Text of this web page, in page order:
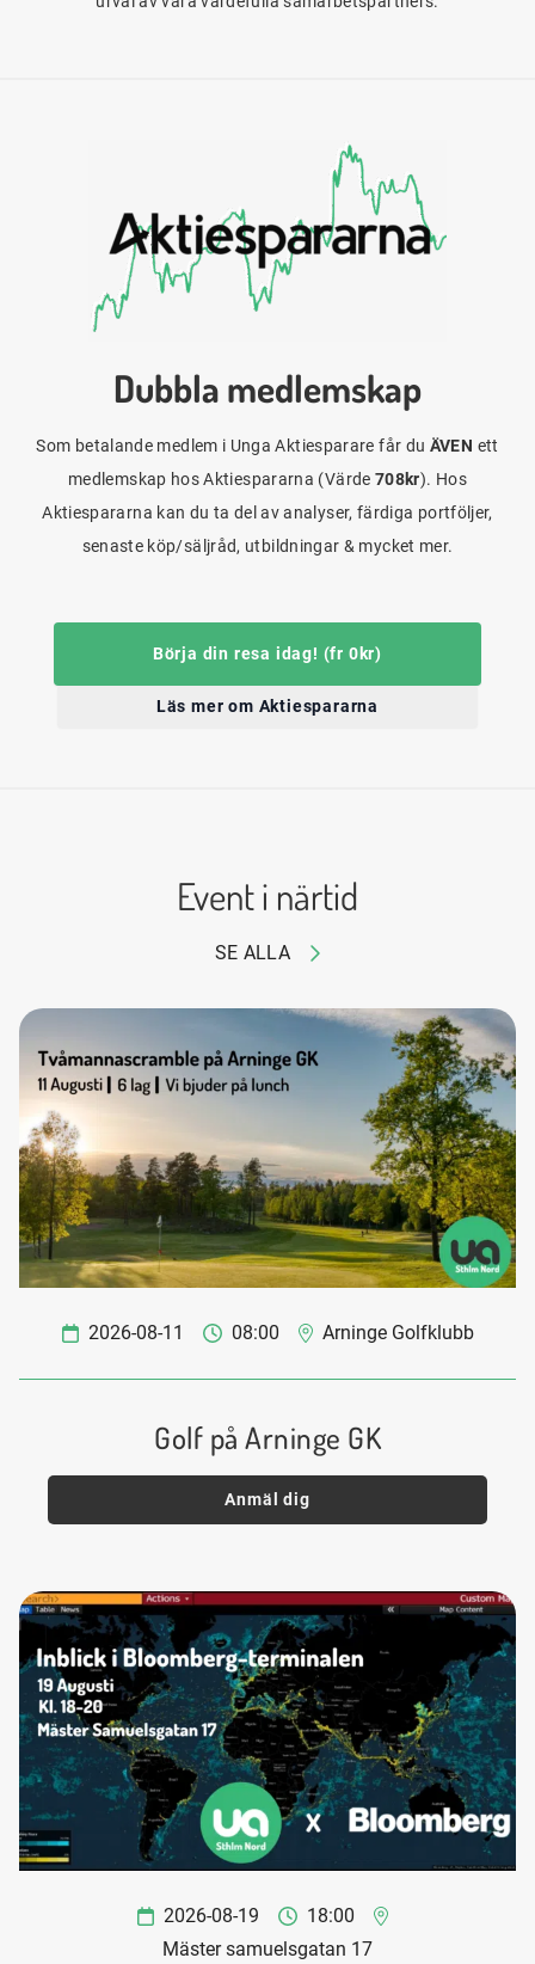
Dubbla medlemskap
Som betalande medlem i Unga Aktiesparare får du ÄVEN ett
medlemskap hos Aktiespararna (Värde 708kr). Hos
Aktiespararna kan du ta del av analyser, färdiga portföljer,
senaste köp/säljråd, utbildningar & mycket mer.
Börja din resa idag! (fr 0kr)
Läs mer om Aktiespararna
Event i närtid
SE ALLA
2026-08-11 08:00 Arninge Golfklubb
Golf på Arninge GK
Anmäl dig
2026-08-19
18:00
Mäster samuelsgatan 17